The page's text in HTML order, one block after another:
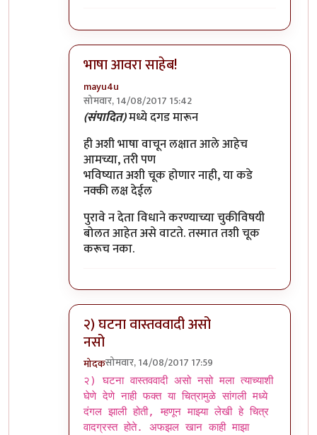
भाषा आवरा साहेब!
mayu4u
सोमवार, 14/08/2017 15:42
In reply toमुनी जी ...!!by
(संपादित)मध्ये दगड मारून
ही अशी भाषा वाचून लक्षात आले आहेच
आमच्या, तरी पण
भविष्यात अशी चूक होणार नाही, या कडे
नक्की लक्ष देईल
पुरावे न देता विधाने करण्याच्या चुकीविषयी
बोलत आहेत असे वाटते. तस्मात तशी चूक
करूच नका.
२) घटना वास्तववादी असो
नसो
मोदकसोमवार, 14/08/2017 17:59
In reply toमुनी जी ...!!byविशुमित
२) घटना वास्तववादी असो नसो मला त्याच्याशी
घेणे देणे नाही फक्त या चित्रामुळे सांगली मध्ये
दंगल झाली होती, म्हणून माझ्या लेखी हे चित्र
वादग्रस्त होते. अफझल खान काही माझा